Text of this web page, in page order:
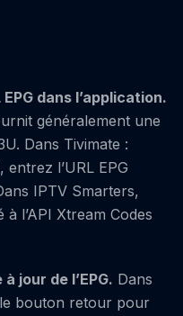
dans l’application.
généralement une
Dans Tivimate :
l’URL EPG
IPTV Smarters,
à l’API Xtream Codes
jour de l’EPG. Dans
bouton retour pour